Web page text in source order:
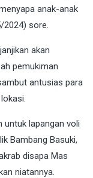
anak-anak
2024) sore.
akan
pemukiman
antusias para
untuk lapangan voli
Bambang Basuki,
disapa Mas
niatannya.